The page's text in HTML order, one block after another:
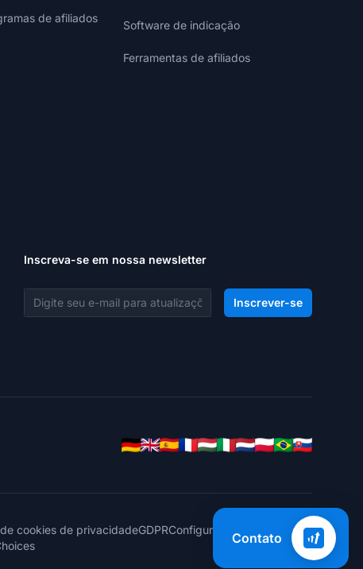
de afiliados
Software de indicação
Ferramentas de afiliados
Inscreva-se em nossa newsletter
Endereço de e-mail Inscrever-se
cookies de privacidadeGDPRConfigurações de cookies
Contato